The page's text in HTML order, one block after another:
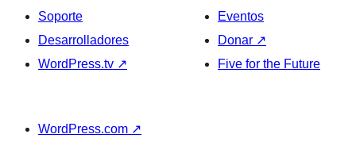
Soporte
Desarrolladores
WordPress.tv ↗
Eventos
Donar ↗
Five for the Future
WordPress.com ↗